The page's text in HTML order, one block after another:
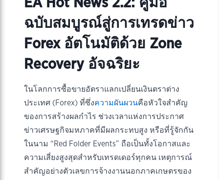
ฉบับสมบูรณ์สู่การเทรดข่าว
Forex อัตโนมัติด้วย Zone
Recovery อัจฉริยะ
ในโลกการซื้อขายอัตราแลกเปลี่ยนเงินตราต่าง
ประเทศ (Forex) ที่ซึ่งความผันผวนคือหัวใจสำคัญ
ของการสร้างผลกำไร ช่วงเวลาแห่งการประกาศ
ข่าวเศรษฐกิจมหภาคที่มีผลกระทบสูง หรือที่รู้จักกัน
ในนาม “Red Folder Events” ถือเป็นทั้งโอกาสและ
ความเสี่ยงสูงสุดสำหรับเทรดเดอร์ทุกคน เหตุการณ์
สำคัญอย่างตัวเลขการจ้างงานนอกภาคเกษตรของ